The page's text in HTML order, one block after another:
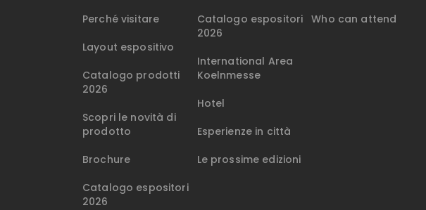
Perché visitare
Layout espositivo
Catalogo prodotti
2026
Scopri le novità di
prodotto
Brochure
Catalogo espositori
2026
Catalogo espositori
2026
International Area
Koelnmesse
Hotel
Esperienze in città
Le prossime edizioni
Who can attend